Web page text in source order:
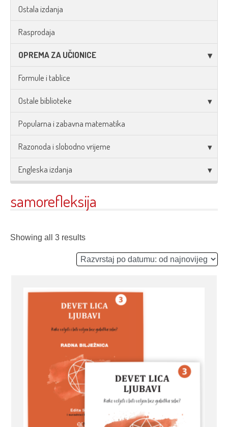
Ostala izdanja
Rasprodaja
OPREMA ZA UČIONICE
Formule i tablice
Ostale biblioteke
Popularna i zabavna matematika
Razonoda i slobodno vrijeme
Engleska izdanja
samorefleksija
Showing all 3 results